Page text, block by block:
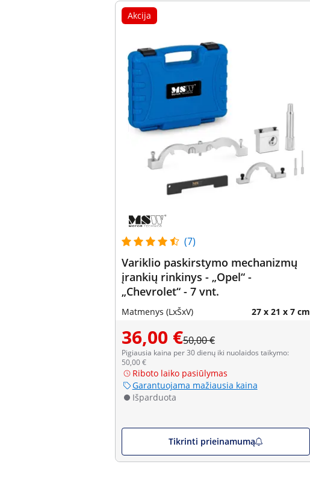
Akcija
(7)
Variklio paskirstymo mechanizmų
įrankių rinkinys - „Opel“ -
„Chevrolet“ - 7 vnt.
Matmenys (LxŠxV) 27 x 21 x 7 cm
36,00 €50,00 €
Pigiausia kaina per 30 dienų iki nuolaidos taikymo:
50,00 €
Riboto laiko pasiūlymas
Garantuojama mažiausia kaina
Išparduota
Tikrinti prieinamumą